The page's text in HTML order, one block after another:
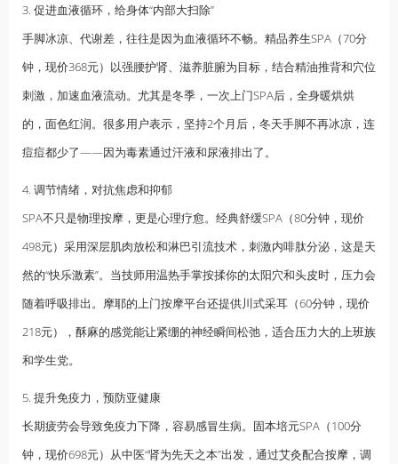
3. 促进血液循环，给身体“内部大扫除”
手脚冰凉、代谢差，往往是因为血液循环不畅。精品养生SPA（70分
钟，现价368元）以强腰护肾、滋养脏腑为目标，结合精油推背和穴位
刺激，加速血液流动。尤其是冬季，一次上门SPA后，全身暖烘烘
的，面色红润。很多用户表示，坚持2个月后，冬天手脚不再冰凉，连
痘痘都少了——因为毒素通过汗液和尿液排出了。
4. 调节情绪，对抗焦虑和抑郁
SPA不只是物理按摩，更是心理疗愈。经典舒缓SPA（80分钟，现价
498元）采用深层肌肉放松和淋巴引流技术，刺激内啡肽分泌，这是天
然的“快乐激素”。当技师用温热手掌按揉你的太阳穴和头皮时，压力会
随着呼吸排出。摩耶的上门按摩平台还提供川式采耳（60分钟，现价
218元），酥麻的感觉能让紧绷的神经瞬间松弛，适合压力大的上班族
和学生党。
5. 提升免疫力，预防亚健康
长期疲劳会导致免疫力下降，容易感冒生病。固本培元SPA（100分
钟，现价698元）从中医“肾为先天之本”出发，通过艾灸配合按摩 ，调